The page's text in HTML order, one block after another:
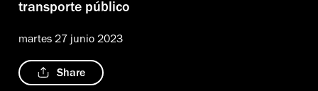
transporte público
martes 27 junio 2023
Share